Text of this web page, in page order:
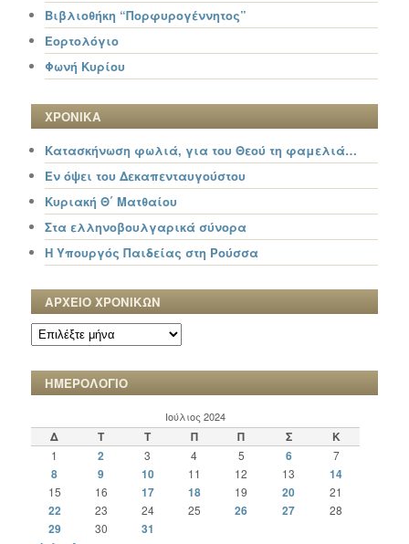
Βιβλιοθήκη “Πορφυρογέννητος”
Εορτολόγιο
Φωνή Κυρίου
ΧΡΟΝΙΚΑ
Κατασκήνωση φωλιά, για του Θεού τη φαμελιά…
Εν όψει του Δεκαπενταυγούστου
Κυριακή Θ΄ Ματθαίου
Στα ελληνοβουλγαρικά σύνορα
Η Υπουργός Παιδείας στη Ρούσσα
ΑΡΧΕΙΟ ΧΡΟΝΙΚΩΝ
ΑΡΧΕΙΟ
ΧΡΟΝΙΚΩΝ
ΗΜΕΡΟΛΟΓΙΟ
Ιούλιος 2024
Δ Τ Τ Π Π Σ Κ
1 2 3 4 5 6 7
8 9 10 11 12 13 14
15 16 17 18 19 20 21
22 23 24 25 26 27 28
29 30
31